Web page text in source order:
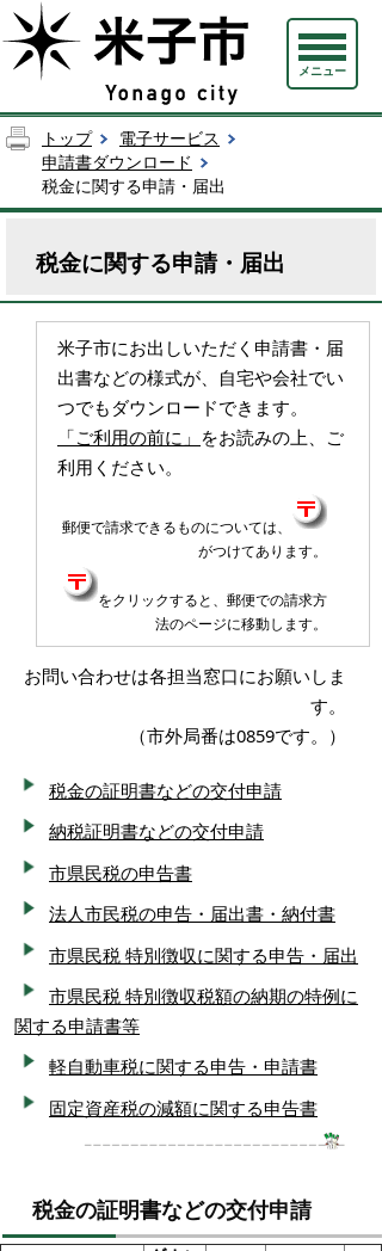
メニュー
トップ
電子サービス
申請書ダウンロード
税金に関する申請・届出
税金に関する申請・届出
米子市にお出しいただく申請書・届
出書などの様式が、自宅や会社でい
つでもダウンロードできます。
「ご利用の前に」 をお読みの上、ご
利用ください。
郵便で請求できるものについては、
がつけてあります。
をクリックすると、郵便での請求方
法のページに移動します。
お問い合わせは各担当窓口にお願いしま
す。
（市外局番は0859です。）
税金の証明書などの交付申請
納税証明書などの交付申請
市県民税の申告書
法人市民税の申告・届出書・納付書
市県民税 特別徴収に関する申告・届出
市県民税 特別徴収税額の納期の特例に
関する申請書等
軽自動車税に関する申告・申請書
固定資産税の減額に関する申告書
税金の証明書などの交付申請